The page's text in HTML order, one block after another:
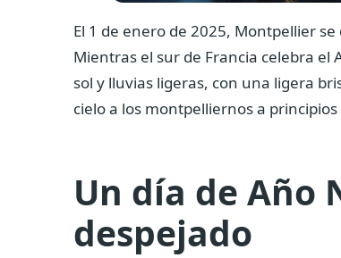
El 1 de enero de 2025, Montpellier
Mientras el sur de Francia celebra el
sol y lluvias ligeras, con una ligera
cielo a los montpelliernos a
Un día de Año
despejado